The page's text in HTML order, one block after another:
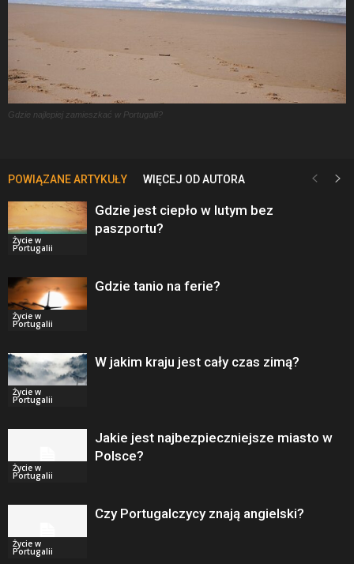
Gdzie najlepiej zamieszkać w Portugalii?
POWIĄZANE ARTYKUŁY WIĘCEJ OD AUTORA
Życie w
Portugalii
Gdzie jest ciepło w lutym bez
paszportu?
Życie w
Portugalii
Gdzie tanio na ferie?
Życie w
Portugalii
W jakim kraju jest cały czas zimą?
Życie w
Portugalii
Jakie jest najbezpieczniejsze miasto w
Polsce?
Życie w
Portugalii
Czy Portugalczycy znają angielski?